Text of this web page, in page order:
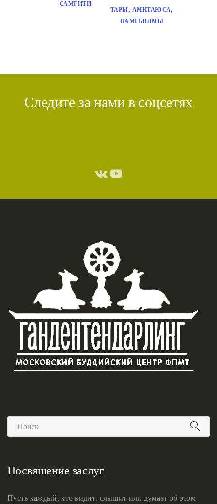
САМГИТИ
ТАРЫ, АМИТАЮСА,
НАМГЬЯЛМЫ
Следите за нами в соцсетях
Посвящение заслуг
Пусть каждый, кто видит, слышит или думает об этом